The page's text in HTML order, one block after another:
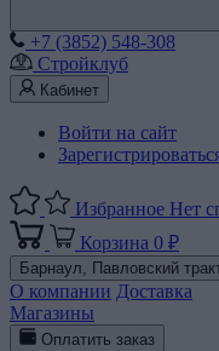
+7 (3852) 548-308
Стройклуб
Кабинет
Войти на сайт
Избранное Нет
Корзина 0 ₽
Барнаул, Павловский
О компании Доставка
Магазины
Оплатить заказ